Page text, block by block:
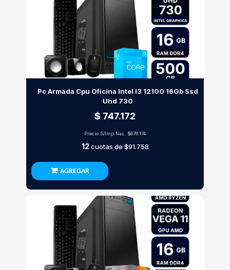
Pc Armada Cpu Oficina Intel I3 12100 16Gb Ssd
Uhd 730
$ 747.172
Precio S/Imp.Nac. $676.174
12cuotas de $91.758
AGREGAR